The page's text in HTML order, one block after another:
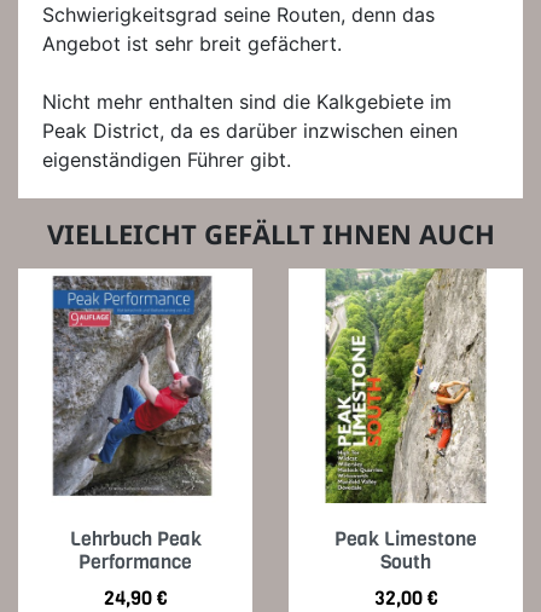
Schwierigkeitsgrad seine Routen, denn das
Angebot ist sehr breit gefächert.
Nicht mehr enthalten sind die Kalkgebiete im
Peak District, da es darüber inzwischen einen
eigenständigen Führer gibt.
VIELLEICHT GEFÄLLT IHNEN AUCH
Lehrbuch Peak
Performance
Preis
24,90 €
Peak Limestone
South
Preis
32,00 €